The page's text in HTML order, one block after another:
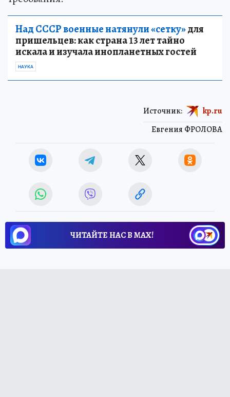
Над СССР военные натянули «сетку»для
пришельцев: как страна 13 лет тайно
искала и изучала инопланетных гостей
НАУКА
Евгения ФРОЛОВА
Источник: kp.ru
ЧИТАЙТЕ НАС В МАХ!